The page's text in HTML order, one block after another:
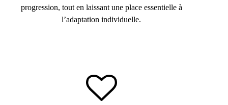
progression, tout en laissant une place essentielle à
l’adaptation individuelle.